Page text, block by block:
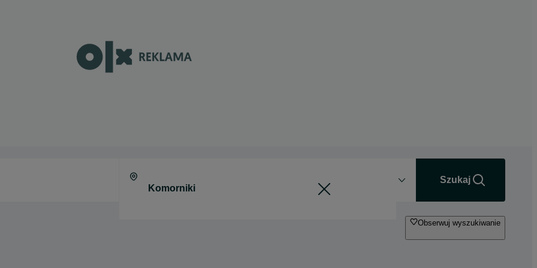
Szukaj
Obserwuj wyszukiwanie